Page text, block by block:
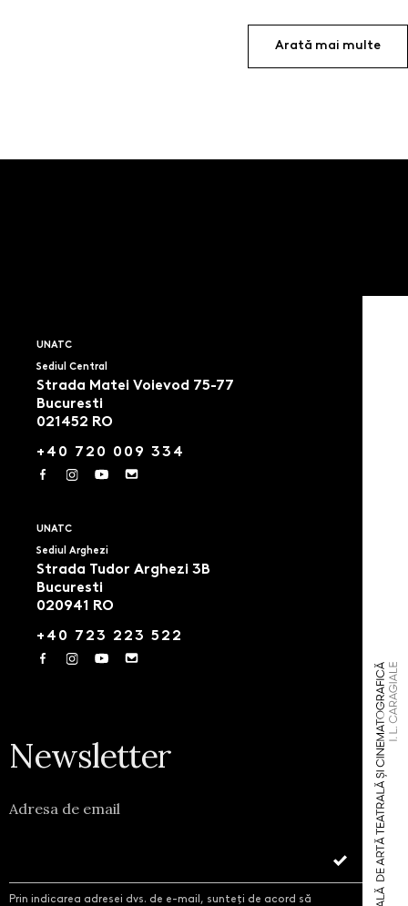
Arată mai multe
UNATC
Sediul Central
Strada Matei Voievod 75-77
Bucuresti
021452 RO
+40 720 009 334
UNATC
Sediul Arghezi
Strada Tudor Arghezi 3B
Bucuresti
020941 RO
+40 723 223 522
Newsletter
Adresa de email
Prin indicarea adresei dvs. de e-mail, sunteți de acord să